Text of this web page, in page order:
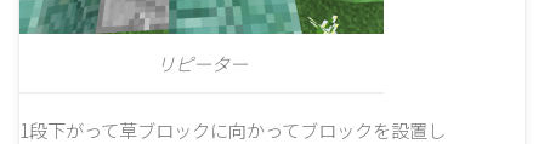
リピーター
1段下がって草ブロックに向かってブロックを設置し